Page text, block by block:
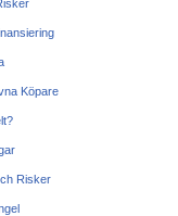
Köpare
Risker